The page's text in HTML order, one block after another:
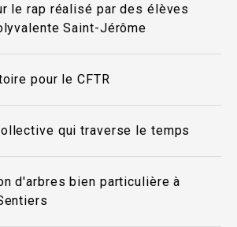
le rap réalisé par des élèves
Saint-Jérôme
pour le CFTR
qui traverse le temps
d'arbres bien particulière à